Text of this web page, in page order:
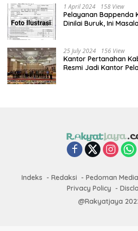
1 April 2024 158 View
Pelayanan Bappenda
Dinilai Buruk, Ini
25 July 2024 156 View
Kantor Pertanahan
Resmi Jadi Kantor
Indeks Redaksi Pedoman
Privacy Policy
@Rakyatjaya